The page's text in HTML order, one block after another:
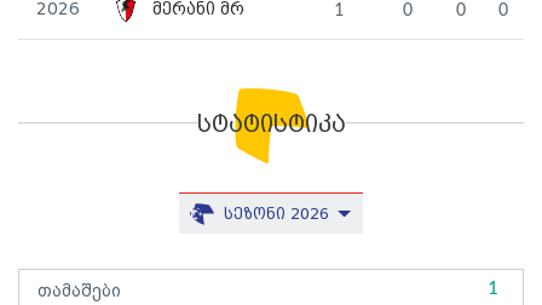
2026 მერანი მრ 1 0 0 0
სტატისტიკა
სეზონი 2026
თამაშები 1